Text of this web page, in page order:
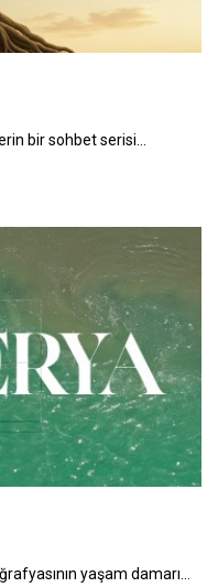
bir sohbet serisi…
yaşam damarı…